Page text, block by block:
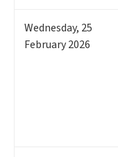
Wednesday, 25
February 2026